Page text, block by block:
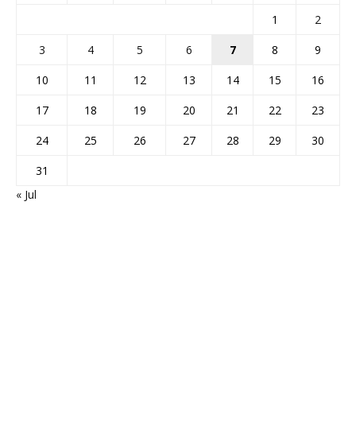
1
2
3
4 5 6 7 8
9
10
11 12 13 14 15
16
17
18 19 20 21 22
23
24
25 26 27 28 29
30
31
« Jul